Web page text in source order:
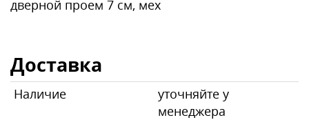
дверной проем 7 см, мех
Доставка
Наличие
уточняйте у
менеджера